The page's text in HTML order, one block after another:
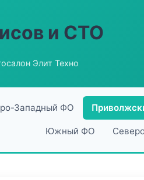
и СТО
Элит Техно
Западный ФО
Южный ФО